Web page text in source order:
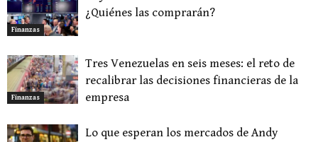
Finanzas
¿Quiénes las comprarán?
Finanzas
Tres Venezuelas en seis meses: el reto de
recalibrar las decisiones financieras de la
empresa
Lo que esperan los mercados de Andy